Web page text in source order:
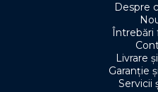
Despre
Întrebări
Livrare
Garanție
Servicii